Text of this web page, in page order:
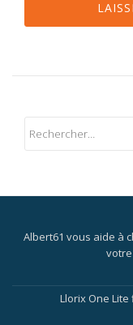
Albert61 vous aide à
Menu
Llorix One Lite